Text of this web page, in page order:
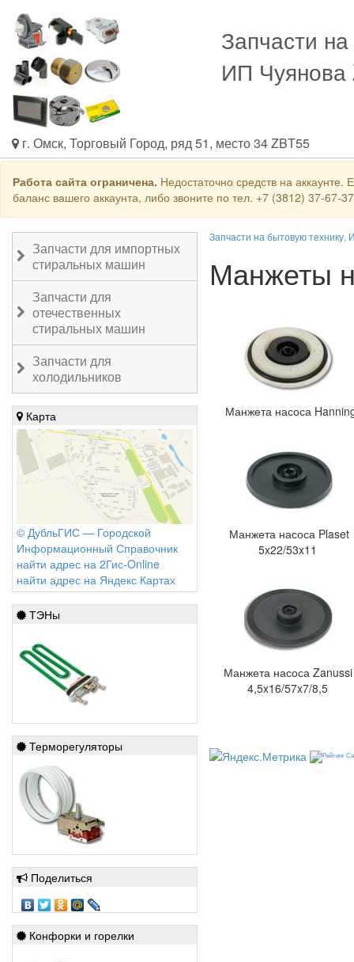
г. Омск, Торговый Город, ряд 51, место 34 ZBT55
Запчасти
ИП Чуянова
Работа сайта ограничена. Недостаточно средств на
баланс вашего аккаунта, либо звоните по тел. +7 (3812) 37-67-
Запчасти для импортных
стиральных машин
Запчасти для
отечественных
стиральных машин
Запчасти для
холодильников
Карта
© ДубльГИС — Городской
Информационный Справочник
найти адрес на 2Гис-Online
найти адрес на Яндекс Картах
ТЭНы
Терморегуляторы
Поделиться
Конфорки и горелки
Запчасти на бытовую технику,
Манжеты
Манжета насоса
Манжета насоса Plaset
5x22/53x11
Манжета насоса
4,5x16/57x7/8,5